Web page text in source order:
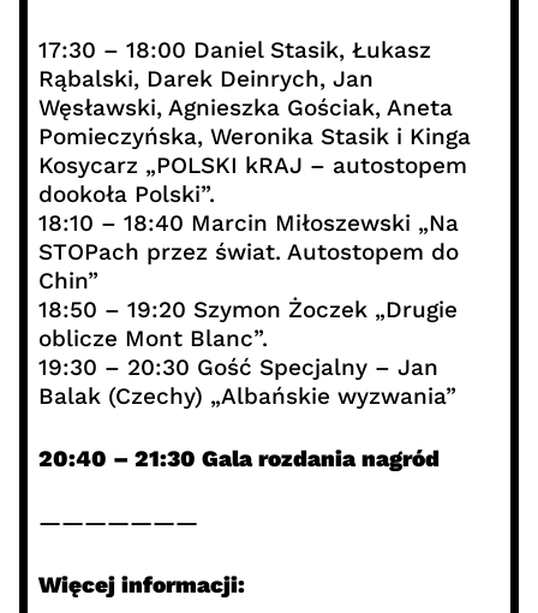
17:30 – 18:00 Daniel Stasik, Łukasz
Rąbalski, Darek Deinrych, Jan
Węsławski, Agnieszka Gościak, Aneta
Pomieczyńska, Weronika Stasik i Kinga
Kosycarz „POLSKI kRAJ – autostopem
dookoła Polski”.
18:10 – 18:40 Marcin Miłoszewski „Na
STOPach przez świat. Autostopem do
Chin”
18:50 – 19:20 Szymon Żoczek „Drugie
oblicze Mont Blanc”.
19:30 – 20:30 Gość Specjalny – Jan
Balak (Czechy) „Albańskie wyzwania”
20:40 – 21:30 Gala rozdania nagród
———————
Więcej informacji: